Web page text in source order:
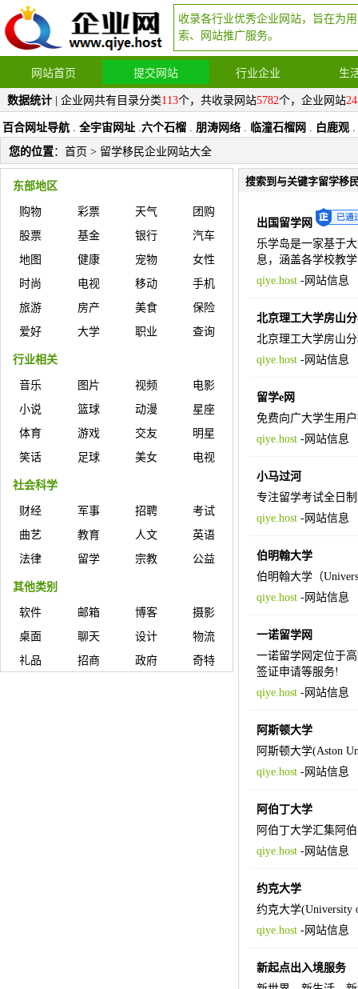
收录各行业优秀企业网站，旨在为
索、网站推广服务。
网站首页 提交网站 行业企业 生
数据统计 | 企业网共有目录分类113个，共收录网站5782个，企业网站
百合网址导航 . 全宇宙网址 .六个石榴 . 朋涛网络 . 临潼石榴网 . 白鹿观 .
您的位置： 首页 > 留学移民企业网站大全
东部地区
购物 彩票 天气
团购
股票
基金 银行
汽车
地图
健康 宠物
女性
时尚
电视 移动
手机
旅游
房产 美食
保险
爱好
大学 职业 查询
行业相关
音乐 图片 视频
电影
小说
篮球 动漫
星座
体育
游戏 交友
明星
笑话
足球 美女 电视
社会科学
财经 军事 招聘
考试
曲艺
教育 人文
英语
法律
留学 宗教 公益
其他类别
软件 邮箱 博客
摄影
桌面
聊天 设计
物流
礼品
招商 政府 奇特
搜索到与关键字留学移
出国留学网
乐学岛是一家基于
息，涵盖各学校教
qiye.host-网站信息
北京理工大学房山
北京理工大学房山
qiye.host-网站信息
留学e网
免费向广大学生用
qiye.host-网站信息
小马过河
专注留学考试全日
qiye.host-网站信息
伯明翰大学
伯明翰大学（
qiye.host-网站信息
一诺留学网
一诺留学网定位于
签证申请等服务!
qiye.host-网站信息
阿斯顿大学
阿斯顿大学(Aston
qiye.host-网站信息
阿伯丁大学
阿伯丁大学汇集阿
qiye.host-网站信息
约克大学
约克大学(University
qiye.host-网站信息
新起点出入境服务